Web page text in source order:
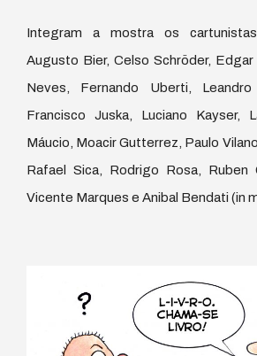
Integram a mostra os
Augusto Bier, Celso Schröder,
Neves, Fernando Uberti,
Francisco Juska, Luciano Kayser,
Máucio, Moacir Gutterrez, Paulo
Rafael Sica, Rodrigo Rosa, Ruben
Vicente Marques e Anibal Bendati (in